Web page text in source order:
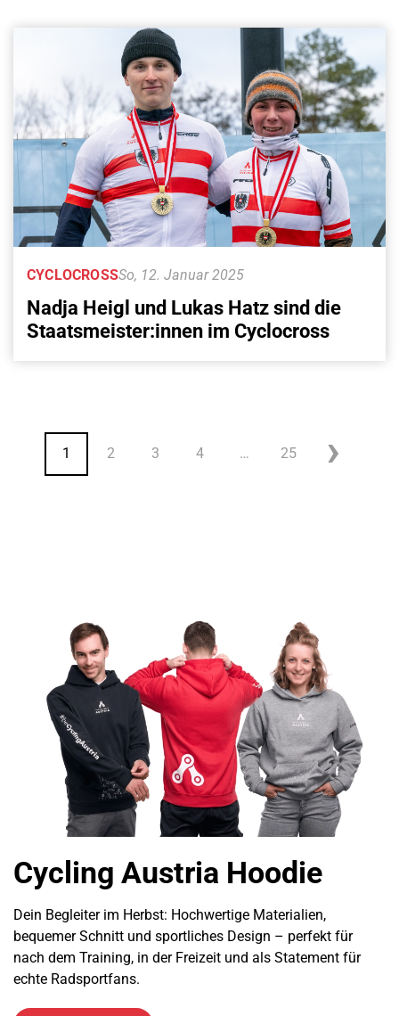
So, 12. Januar 2025
CYCLOCROSS
Nadja Heigl und Lukas Hatz sind die
Staatsmeister:innen im Cyclocross
1 2 3 4 … 25
Cycling Austria Hoodie
Dein Begleiter im Herbst: Hochwertige Materialien,
bequemer Schnitt und sportliches Design – perfekt für
nach dem Training, in der Freizeit und als Statement für
echte Radsportfans.